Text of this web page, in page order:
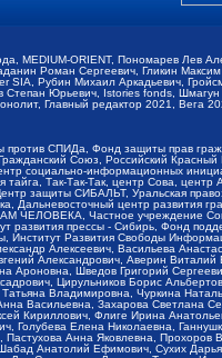
MEDIUM-ORIENT, Пономарев Лев
Роман Сергеевич, Гликин
Рубин Михаил Аркадьевич,
Юрьевич, Istories fonds,
Главный редактор 2021, Вега
СПИДа, Фонд защиты прав
Союз, Российский
социально-информационных
Так-Так-Так, центр Сова, центр
защиты СИБАЛЬТ, Уральская
Дальневосточный центр развития
ЧЕЛОВЕКА, Частное учреждение
прессы - Сибирь, Фонд
Институт Развития Свободы
Алексеевич, Васильева
Александрович, Аверин Виталий
Шведов Григорий
Цирульников Борис
Владимировна, Чуркина
Васильевна, Захарова Светлана
Кириллович, Флиге Ирина
Елена Николаевна,
Анна Яковлевна,
Анатолий Ефимович, Сухих